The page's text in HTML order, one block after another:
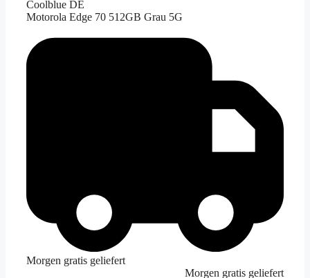
Coolblue DE
Motorola Edge 70 512GB Grau 5G
Morgen gratis geliefert
Morgen gratis geliefert